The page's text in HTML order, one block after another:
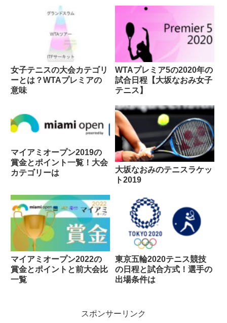
女子テニスの大会カテゴリ
ーとは？WTAプレミアの
意味
WTAプレミア5の2020年の
試合日程【大坂なおみ女子
テニス】
マイアミオープン2019の
賞金とポイント一覧！大会
カテゴリーは
大坂なおみのテニスラケッ
ト2019
マイアミオープン2022の
賞金とポイントと前大会比
一覧
東京五輪2020テニス競技
の日程と試合方式！選手の
出場条件は
スポンサーリンク